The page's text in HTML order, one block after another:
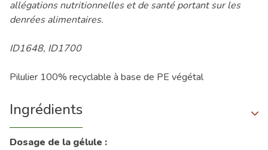
allégations nutritionnelles et de santé portant sur les
denrées alimentaires.
ID1648, ID1700
Pilulier 100% recyclable à base de PE végétal
Ingrédients
Dosage de la gélule :